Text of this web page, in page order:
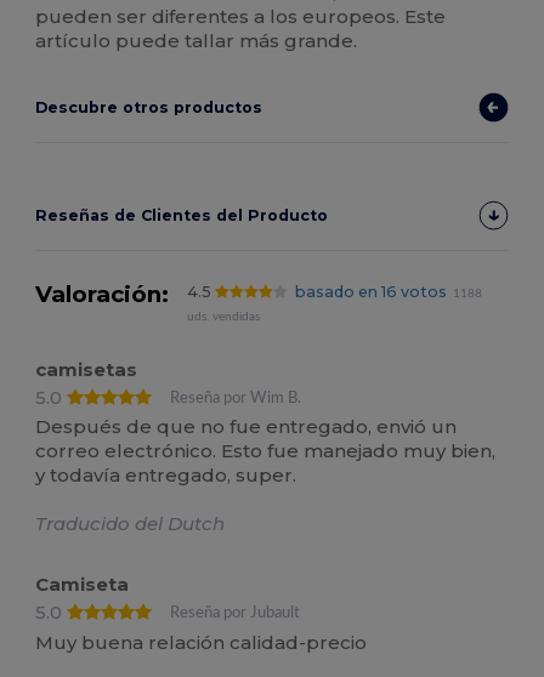
pueden ser diferentes a los europeos. Este
artículo puede tallar más grande.
Descubre otros productos
Reseñas de Clientes del Producto
Valoración: 4.5 basado en 16 votos
1188
uds. vendidas
camisetas
5.0
Reseña por Wim B.
Después de que no fue entregado, envió un
correo electrónico. Esto fue manejado muy bien,
y todavía entregado, super.
Traducido del Dutch
Camiseta
5.0
Reseña por Jubault
Muy buena relación calidad-precio